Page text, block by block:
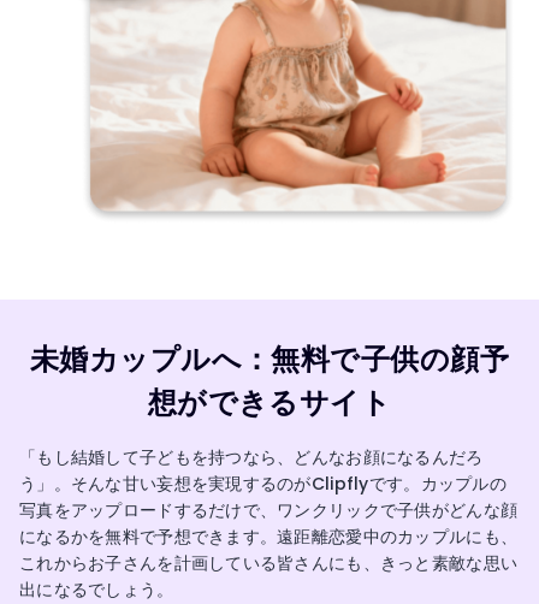
未婚カップルへ：無料で子供の顔予
想ができるサイト
「もし結婚して子どもを持つなら、どんなお顔になるんだろ
う」。そんな甘い妄想を実現するのがClipflyです。カップルの
写真をアップロードするだけで、ワンクリックで子供がどんな顔
になるかを無料で予想できます。遠距離恋愛中のカップルにも、
これからお子さんを計画している皆さんにも、きっと素敵な思い
出になるでしょう。